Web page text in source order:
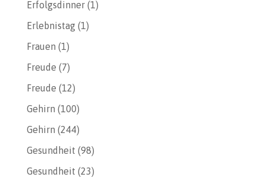
Erfolgsdinner(1)
Erlebnistag(1)
Frauen (1)
Freude (7)
Freude (12)
Gehirn (100)
Gehirn (244)
Gesundheit (98)
Gesundheit (23)